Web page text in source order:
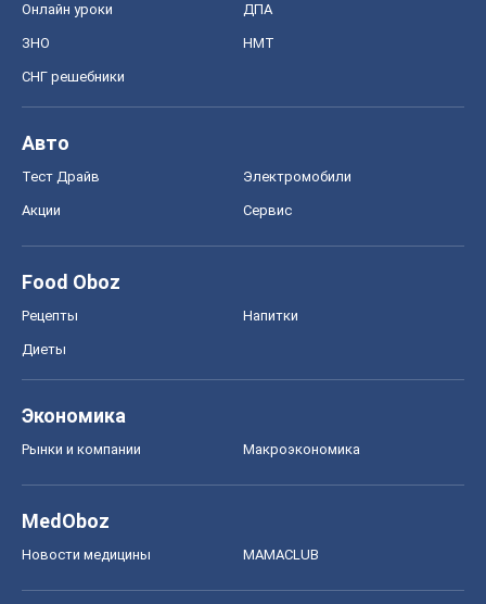
Онлайн уроки ДПА
ЗНО НМТ
СНГ решебники
Авто
Тест Драйв Электромобили
Акции Сервис
Food Oboz
Рецепты Напитки
Диеты
Экономика
Рынки и компании Mакроэкономика
MedOboz
Новости медицины MAMACLUB